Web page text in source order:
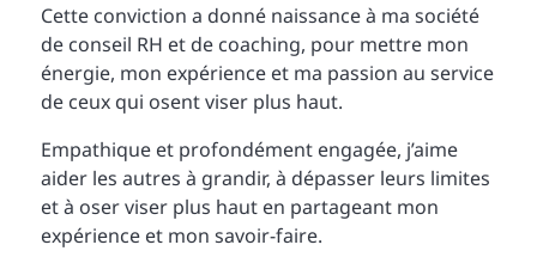
Cette conviction a donné naissance à ma société
de conseil RH et de coaching, pour mettre mon
énergie, mon expérience et ma passion au service
de ceux qui osent viser plus haut.
Empathique et profondément engagée, j’aime
aider les autres à grandir, à dépasser leurs limites
et à oser viser plus haut en partageant mon
expérience et mon savoir-faire.